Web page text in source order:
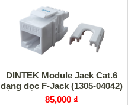
DINTEK Module Jack Cat.6
dạng dọc F-Jack (1305-04042)
85,000 ₫